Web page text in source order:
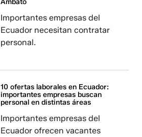
Ambato
Importantes empresas del
Ecuador necesitan contratar
personal.
10 ofertas laborales en Ecuador:
importantes empresas buscan
personal en distintas áreas
Importantes empresas del
Ecuador ofrecen vacantes